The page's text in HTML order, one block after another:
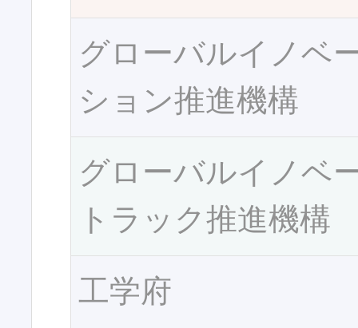
グローバルイノベ
ション推進機構
グローバルイノベ
トラック推進機構
工学府